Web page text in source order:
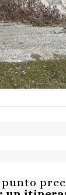
punto